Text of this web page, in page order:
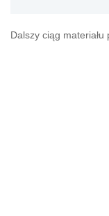
Dalszy ciąg materiału